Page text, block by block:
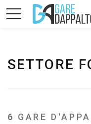
SETTORE
6 GARE